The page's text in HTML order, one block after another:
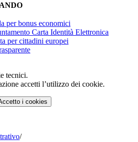
per bonus economici
Carta Identità Elettronica
per cittadini europei
tecnici.
accetti l’utilizzo dei cookie.
i cookies
/